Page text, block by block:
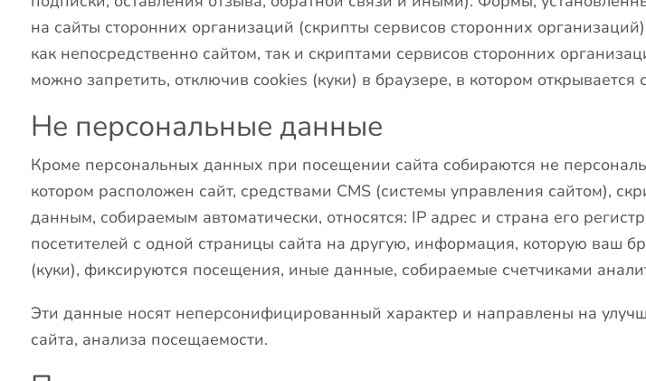
на сайты сторонних организаций (скрипты сервисов сторонних
как непосредственно сайтом, так и скриптами сервисов сторонних
можно запретить, отключив cookies (куки) в браузере, в котором открывается
Не персональные данные
Кроме персональных данных при посещении сайта собираются не
котором расположен сайт, средствами CMS (системы управления сайтом),
данным, собираемым автоматически, относятся: IP адрес и страна его
посетителей с одной страницы сайта на другую, информация, которую ваш
(куки), фиксируются посещения, иные данные, собираемые счетчиками
Эти данные носят неперсонифицированный характер и направлены на
сайта, анализа посещаемости.